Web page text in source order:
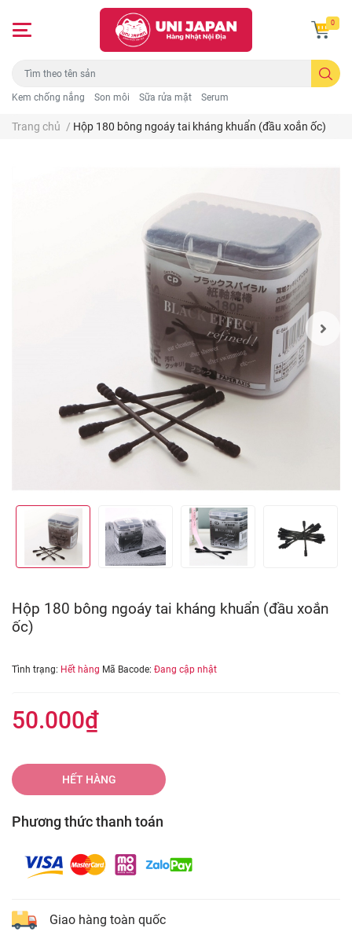
Kem chống nắng Son môi Sữa rửa mặt Serum
0
Trang chủ / Hộp 180 bông ngoáy tai kháng khuẩn (đầu xoắn ốc)
Hộp 180 bông ngoáy tai kháng khuẩn (đầu xoắn
ốc)
Tình trạng: Hết hàng Mã Bacode: Đang cập nhật
50.000₫
HẾT HÀNG
Phương thức thanh toán
Giao hàng toàn quốc